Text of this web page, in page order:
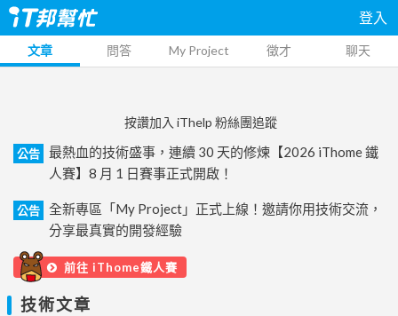
登入
文章 問答 My Project 徵才 聊天
按讚加入 iThelp 粉絲團追蹤
公告
最熱血的技術盛事，連續 30 天的修煉【2026 iThome 鐵
人賽】8 月 1 日賽事正式開啟！
公告
全新專區「My Project」正式上線！邀請你用技術交流，
分享最真實的開發經驗
前往 iThome鐵人賽
技術文章